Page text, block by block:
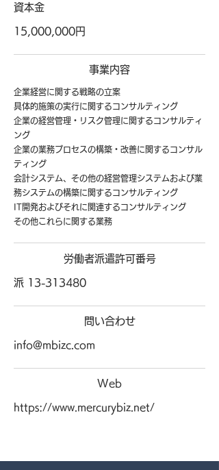
資本金
15,000,000円
​事業内容
企業経営に関する戦略の立案
具体的施策の実行に関するコンサルティング
企業の経営管理・リスク管理に関するコンサルティ
ング
企業の業務プロセスの構築・改善に関するコンサル
ティング
会計システム、その他の経営管理システムおよび業
務システムの構築に関するコンサルティング
IT開発およびそれに関連するコンサルティング
その他これらに関する業務
労働者派遣許可番号
派 13-313480
問い合わせ
info@mbizc.com
Web
https://www.mercurybiz.net/